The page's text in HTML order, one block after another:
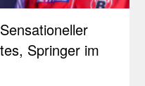
Springer im